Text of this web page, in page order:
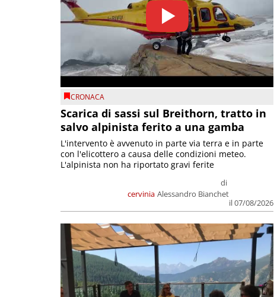
CRONACA
Scarica di sassi sul Breithorn, tratto in
salvo alpinista ferito a una gamba
cervinia
di
Alessandro Bianchet
il 07/08/2026
L'intervento è avvenuto in parte via terra e in parte
con l'elicottero a causa delle condizioni meteo.
L'alpinista non ha riportato gravi ferite